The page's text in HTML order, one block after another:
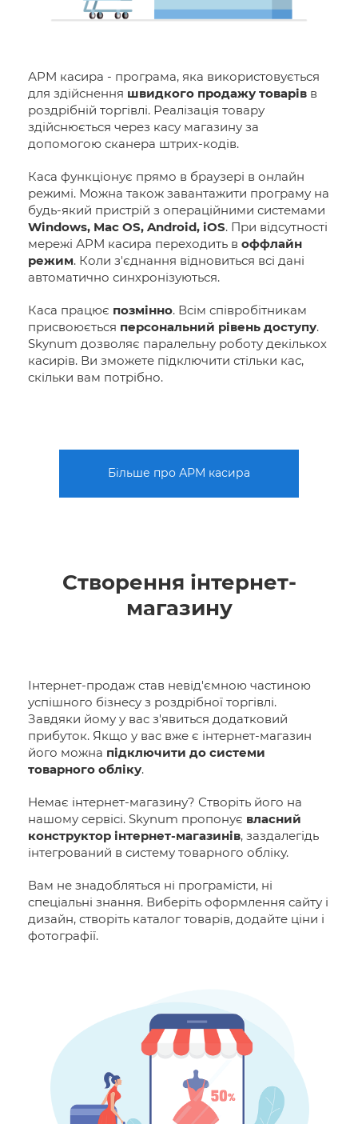
АРМ касира - програма, яка використовується
для здійснення швидкого продажу товарів в
роздрібній торгівлі. Реалізація товару
здійснюється через касу магазину за
допомогою сканера штрих-кодів.
Каса функціонує прямо в браузері в онлайн
режимі. Можна також завантажити програму на
будь-який пристрій з операційними системами
Windows, Mac OS, Android, iOS. При відсутності
мережі АРМ касира переходить в оффлайн
режим. Коли з'єднання відновиться всі дані
автоматично синхронізуються.
Каса працює позмінно. Всім співробітникам
присвоюється персональний рівень доступу.
Skynum дозволяє паралельну роботу декількох
касирів. Ви зможете підключити стільки кас,
скільки вам потрібно.
Більше про АРМ касира
Створення інтернет-
магазину
Інтернет-продаж став невід'ємною частиною
успішного бізнесу з роздрібної торгівлі.
Завдяки йому у вас з'явиться додатковий
прибуток. Якщо у вас вже є інтернет-магазин
його можна підключити до системи
товарного обліку.
Немає інтернет-магазину? Створіть його на
нашому сервісі. Skynum пропонує власний
конструктор інтернет-магазинів, заздалегідь
інтегрований в систему товарного обліку.
Вам не знадобляться ні програмісти, ні
спеціальні знання. Виберіть оформлення сайту і
дизайн, створіть каталог товарів, додайте ціни і
фотографії.